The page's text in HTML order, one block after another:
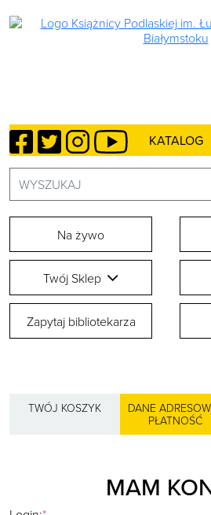
KATALOG
Facebook
TwitterInstagram
YouTube
Na żywo
Twój Sklep
Zapytaj bibliotekarza
TWÓJ KOSZYK
DANE
PŁATNOŚĆ
MAM